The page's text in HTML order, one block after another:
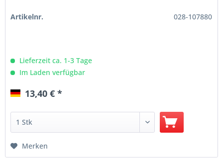
Artikelnr. 028-107880
Lieferzeit ca. 1-3 Tage
Im Laden verfügbar
13,40 € *
Merken